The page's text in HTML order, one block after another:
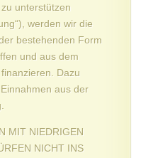
unterstützen
werden wir die
bestehenden Form
und aus dem
Dazu
aus der
MIT NIEDRIGEN
NICHT INS